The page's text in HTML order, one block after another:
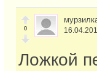
0
Ложкой